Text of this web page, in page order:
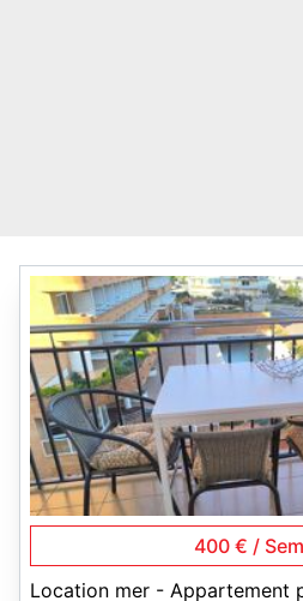
400 € /
Location mer - Appartement